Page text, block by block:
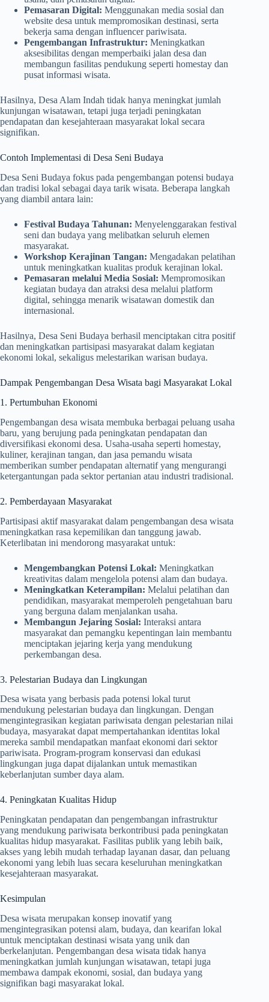
Pemasaran Digital: Menggunakan media sosial dan
website desa untuk mempromosikan destinasi, serta
bekerja sama dengan influencer pariwisata.
Pengembangan Infrastruktur: Meningkatkan
aksesibilitas dengan memperbaiki jalan desa dan
membangun fasilitas pendukung seperti homestay dan
pusat informasi wisata.
Hasilnya, Desa Alam Indah tidak hanya meningkat jumlah
kunjungan wisatawan, tetapi juga terjadi peningkatan
pendapatan dan kesejahteraan masyarakat lokal secara
signifikan.
Contoh Implementasi di Desa Seni Budaya
Desa Seni Budaya fokus pada pengembangan potensi budaya
dan tradisi lokal sebagai daya tarik wisata. Beberapa langkah
yang diambil antara lain:
Festival Budaya Tahunan: Menyelenggarakan festival
seni dan budaya yang melibatkan seluruh elemen
masyarakat.
Workshop Kerajinan Tangan: Mengadakan pelatihan
untuk meningkatkan kualitas produk kerajinan lokal.
Pemasaran melalui Media Sosial: Mempromosikan
kegiatan budaya dan atraksi desa melalui platform
digital, sehingga menarik wisatawan domestik dan
internasional.
Hasilnya, Desa Seni Budaya berhasil menciptakan citra positif
dan meningkatkan partisipasi masyarakat dalam kegiatan
ekonomi lokal, sekaligus melestarikan warisan budaya.
Dampak Pengembangan Desa Wisata bagi Masyarakat Lokal
1. Pertumbuhan Ekonomi
Pengembangan desa wisata membuka berbagai peluang usaha
baru, yang berujung pada peningkatan pendapatan dan
diversifikasi ekonomi desa. Usaha-usaha seperti homestay,
kuliner, kerajinan tangan, dan jasa pemandu wisata
memberikan sumber pendapatan alternatif yang mengurangi
ketergantungan pada sektor pertanian atau industri tradisional.
2. Pemberdayaan Masyarakat
Partisipasi aktif masyarakat dalam pengembangan desa wisata
meningkatkan rasa kepemilikan dan tanggung jawab.
Keterlibatan ini mendorong masyarakat untuk:
Mengembangkan Potensi Lokal: Meningkatkan
kreativitas dalam mengelola potensi alam dan budaya.
Meningkatkan Keterampilan: Melalui pelatihan dan
pendidikan, masyarakat memperoleh pengetahuan baru
yang berguna dalam menjalankan usaha.
Membangun Jejaring Sosial: Interaksi antara
masyarakat dan pemangku kepentingan lain membantu
menciptakan jejaring kerja yang mendukung
perkembangan desa.
3. Pelestarian Budaya dan Lingkungan
Desa wisata yang berbasis pada potensi lokal turut
mendukung pelestarian budaya dan lingkungan. Dengan
mengintegrasikan kegiatan pariwisata dengan pelestarian nilai
budaya, masyarakat dapat mempertahankan identitas lokal
mereka sambil mendapatkan manfaat ekonomi dari sektor
pariwisata. Program-program konservasi dan edukasi
lingkungan juga dapat dijalankan untuk memastikan
keberlanjutan sumber daya alam.
4. Peningkatan Kualitas Hidup
Peningkatan pendapatan dan pengembangan infrastruktur
yang mendukung pariwisata berkontribusi pada peningkatan
kualitas hidup masyarakat. Fasilitas publik yang lebih baik,
akses yang lebih mudah terhadap layanan dasar, dan peluang
ekonomi yang lebih luas secara keseluruhan meningkatkan
kesejahteraan masyarakat.
Kesimpulan
Desa wisata merupakan konsep inovatif yang
mengintegrasikan potensi alam, budaya, dan kearifan lokal
untuk menciptakan destinasi wisata yang unik dan
berkelanjutan. Pengembangan desa wisata tidak hanya
meningkatkan jumlah kunjungan wisatawan, tetapi juga
membawa dampak ekonomi, sosial, dan budaya yang
signifikan bagi masyarakat lokal.